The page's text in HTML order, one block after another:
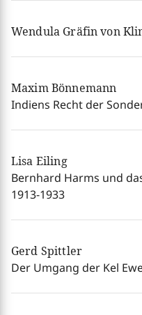
Wendula Gräfin von
Maxim Bönnemann
Indiens Recht der
Lisa Eiling
Bernhard Harms und
1913-1933
Gerd Spittler
Der Umgang der Kel